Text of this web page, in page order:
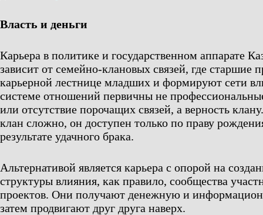
Власть и деньги
Карьера в политике и государственном аппарате
зависит от семейно-клановых связей, где старшие
карьерной лестнице младших и формируют сети
системе отношений первичны не
или отсутствие порочащих связей, а верность
клан сложно, он доступен только по праву
результате удачного брака.
Альтернативой является карьера с опорой на
структуры влияния, как правило, сообщества
проектов. Они получают денежную и
затем продвигают друг друга наверх.